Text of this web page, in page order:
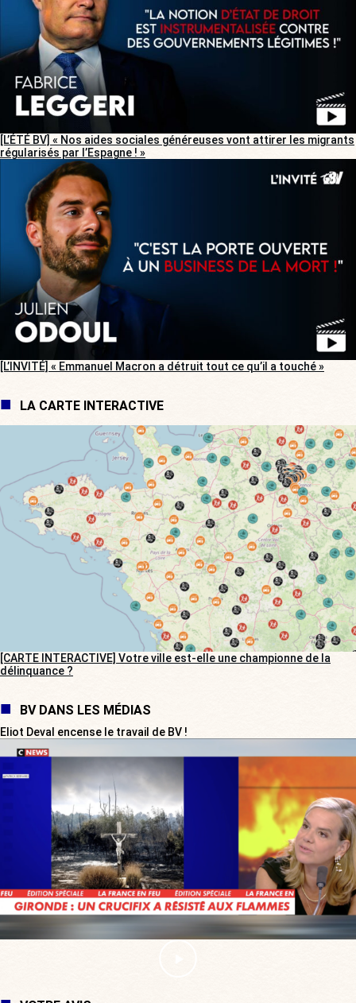
[L’ÉTÉ BV] « Nos aides sociales généreuses vont attirer les migrants
régularisés par l’Espagne ! »
[L’INVITÉ] « Emmanuel Macron a détruit tout ce qu’il a touché »
LA CARTE INTERACTIVE
[CARTE INTERACTIVE] Votre ville est-elle une championne de la
délinquance ?
BV DANS LES MÉDIAS
Eliot Deval encense le travail de BV !